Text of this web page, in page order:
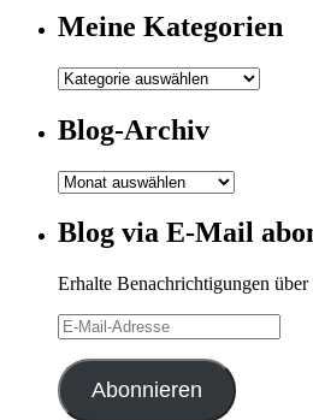
Meine Kategorien
Meine
Blog-Archiv
Blog-
Blog via E-Mail
Erhalte Benachrichtigungen
E-
Mail-
Adresse
Abonnieren